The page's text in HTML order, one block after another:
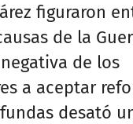
figuraron
de la
de los
a aceptar
desató